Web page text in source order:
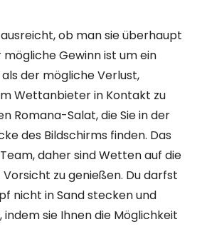
ob man sie überhaupt
Gewinn ist um ein
der mögliche Verlust,
Wettanbieter in Kontakt zu
Romana-Salat, die Sie in der
des Bildschirms finden. Das
daher sind Wetten auf die
zu genießen. Du darfst
nicht in Sand stecken und
sie Ihnen die Möglichkeit